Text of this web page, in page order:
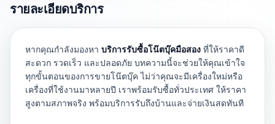
รายละเอียดบริการ
หากคุณกำลังมองหา บริการรับซื้อโน๊ตบุ๊คมือสอง ที่ให้ราคาดี
สะดวก รวดเร็ว และปลอดภัย บทความนี้จะช่วยให้คุณเข้าใจ
ทุกขั้นตอนของการขายโน๊ตบุ๊ค ไม่ว่าคุณจะมีเครื่องใหม่หรือ
เครื่องที่ใช้งานมาหลายปี เราพร้อมรับซื้อทั่วประเทศ ให้ราคา
สูงตามสภาพจริง พร้อมบริการรับถึงบ้านและจ่ายเงินสดทันที